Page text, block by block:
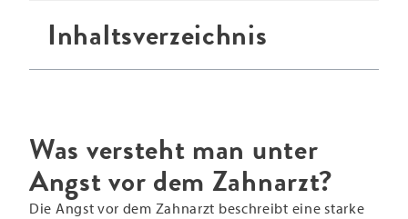
Inhaltsverzeichnis
Was versteht man unter
Angst vor dem Zahnarzt?
Die Angst vor dem Zahnarzt beschreibt eine starke